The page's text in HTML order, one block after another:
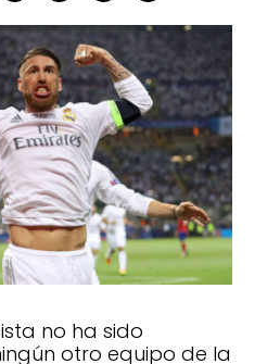
no ha sido
otro equipo de la